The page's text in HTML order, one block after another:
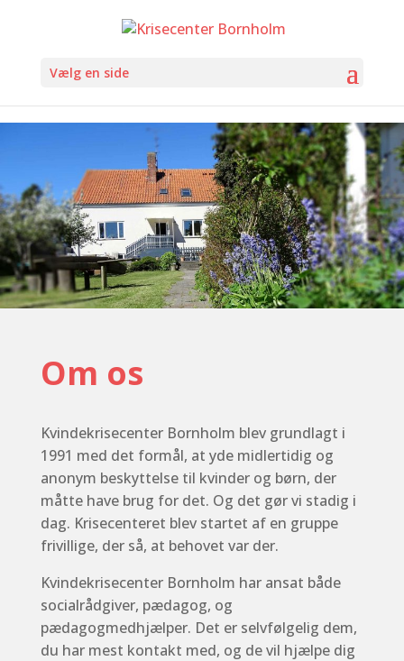
Vælg en side
Om os
Kvindekrisecenter Bornholm blev grundlagt i
1991 med det formål, at yde midlertidig og
anonym beskyttelse til kvinder og børn, der
måtte have brug for det. Og det gør vi stadig i
dag. Krisecenteret blev startet af en gruppe
frivillige, der så, at behovet var der.
Kvindekrisecenter Bornholm har ansat både
socialrådgiver, pædagog, og
pædagogmedhjælper. Det er selvfølgelig dem,
du har mest kontakt med, og de vil hjælpe dig